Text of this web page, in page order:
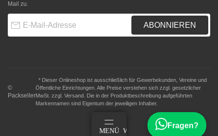
Mail zu.
ABONNIEREN
©
Packseller
* Dieser Onlineshop ist ausschließlich für Gewerbekunden, Vereine und
Öffentliche Einrichtungen. Alle Preise verstehen sich zzgl. gesetzlicher
MwSt. zzgl. Versand . Die in der Produktbeschreibung aufgeführten
Markennamen sind Eigentum der jeweiligen Inhaber.
MENÜ WARENKORB
Fragen?